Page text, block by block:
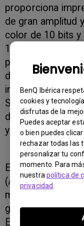
BenQ Ibérica
cookies y
disfrutas de la
Puedes aceptar
o bien puedes
rechazar todas las
personalizar tu
momento. Para
nuestra política de
privacidad
proporciona
de gran amplitud
color de 10 bits y
16 bits que
precisión Delta
del color se
incorporado de
SW321C vienen
del color de
y Pantone.
El SW321C
(Advanced
minimizar la
gracias a lo cual
En conjunción